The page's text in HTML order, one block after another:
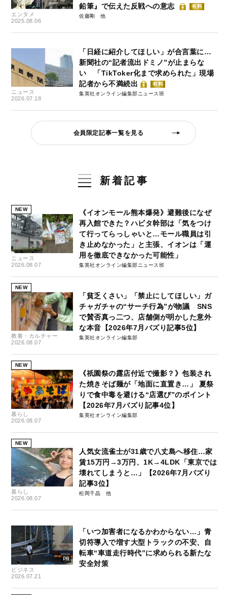
エンタメ
2025.08.06
鉛筆』で伝えた反戦への意志
有料
佐藤剛
ニュース
2026.07.18
「日経に紹介してほしい」が合言葉に…
新聞社の“記者流出ドミノ”が止まらな
い 「TikToker化まで求められた」現場
記者から不満続出
有料
集英社オンライン編集部ニュース班
会員限定記事一覧を見る
新着記事
NEW
ニュース
2026.08.07
《イオンモール熊本爆発》避難後になぜ
再入館できた？ハビタ幹部は「気をつけ
て行ってらっしゃいと…モール職員は引
き止めなかった」と主張、イオンは「運
用を徹底できなかった可能性」
集英社オンライン編集部ニュース班
NEW
教養・カルチャー
2026.08.07
「貧乏くさい」「禁止にしてほしい」ガ
チャガチャの“サーチ行為”が物議 SNS
で賛否真っ二つ、店舗側が明かした意外
な本音【2026年7月バズり記事5位】
集英社オンライン編集部
NEW
暮らし
2026.08.07
《祇園祭の露店付近で撮影？》包装され
た焼きそば麺が「地面に直置き…」 夏祭
りで食中毒を避ける“店選び”のポイント
【2026年7月バズり記事4位】
集英社オンライン編集部
NEW
暮らし
2026.08.07
人気女流雀士が31歳で八丈島へ移住…家
賃15万円→3万円、1K→4LDK「東京では
壊れてしまうと…」【2026年7月バズり
記事3位】
松岡千晶
ビジネス
2026.07.21
「いつ加害者になるかわからない…」青
切符導入で増す大型トラックの不安、自
転車“車道走行時代”に求められる新たな
安全対策